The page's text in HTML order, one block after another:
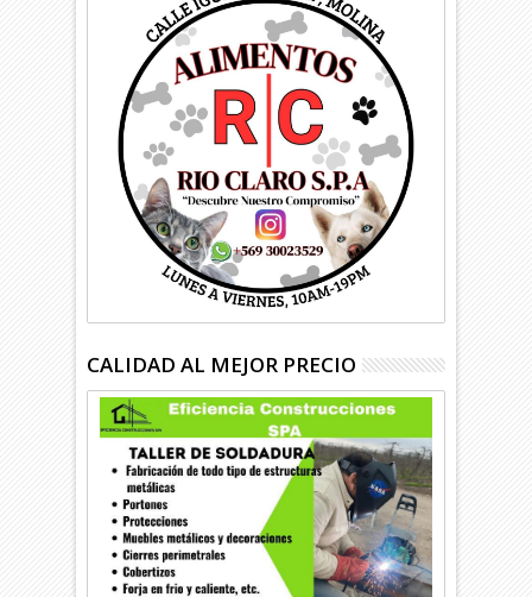
CALIDAD AL MEJOR PRECIO